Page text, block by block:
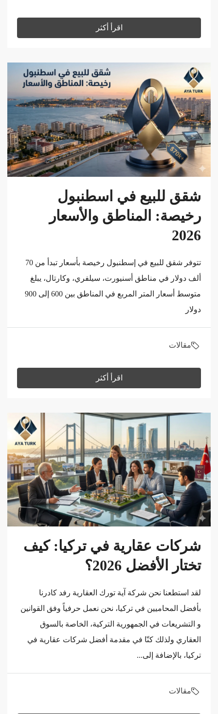
اقرأ أكثر
شقق للبيع في اسطنبول
رخيصة: المناطق والأسعار
2026
تتوفر شقق للبيع في إسطنبول رخيصة بأسعار تبدأ من 70
ألف دولار في مناطق أسنيورت، سيلفري، وكارتال، يبلغ
متوسط أسعار المتر المربع في المناطق بين 600 إلى 900
دولار
مقالات
اقرأ أكثر
شركات عقارية في تركيا: كيف
تختار الأفضل 2026؟
لقد استطعنا نحن شركة آية تورك العقارية رفد كادرنا
بأفضل المحاميين في تركيا، نحن نعمل حرفياً وفق القوانين
و التشريعات في الجمهورية التركية، الخاصة بالسوق
العقاري ولذلك كنّا في مقدمة أفضل شركات عقارية في
تركيا، بالإضافة إلى...
مقالات